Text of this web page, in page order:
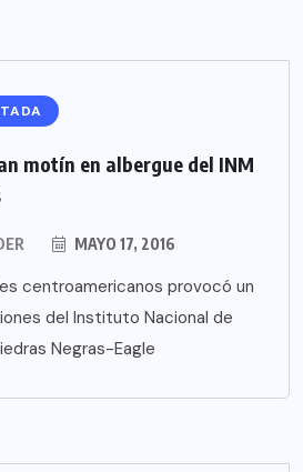
motín en albergue del INM
MAYO 17, 2016
centroamericanos provocó un
del Instituto Nacional de
Negras-Eagle